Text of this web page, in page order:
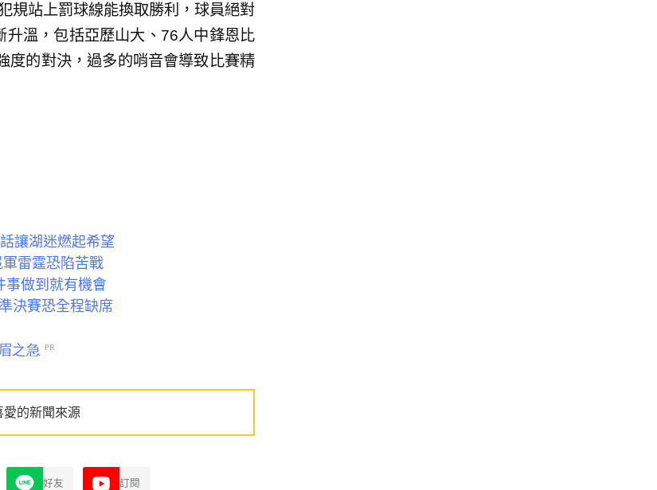
規站上罰球線能換取勝利，球員絕對
溫，包括亞歷山大、76人中鋒恩比
度的對決，過多的哨音會導致比賽精
讓湖迷燃起希望
雷霆恐陷苦戰
事做到就有機會
決賽恐全程缺席
的新聞來源
好友 訂閱